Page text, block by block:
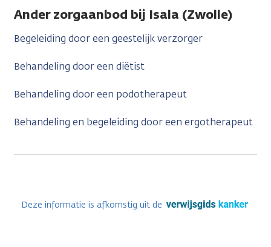
Ander zorgaanbod bij Isala (Zwolle)
Begeleiding door een geestelijk verzorger
Behandeling door een diëtist
Behandeling door een podotherapeut
Behandeling en begeleiding door een ergotherapeut
Deze informatie is afkomstig uit de